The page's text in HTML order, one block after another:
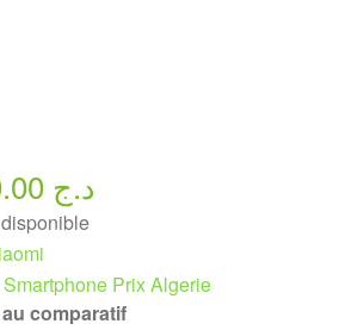
39,900.00 د.ج
Smartphone Prix Algerie
comparatif